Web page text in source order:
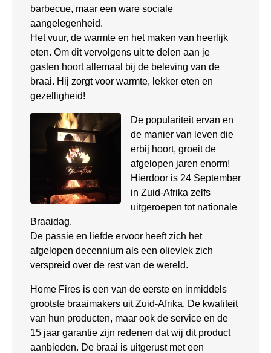
barbecue, maar een ware sociale
aangelegenheid.
Het vuur, de warmte en het maken van heerlijk
eten. Om dit vervolgens uit te delen aan je
gasten hoort allemaal bij de beleving van de
braai. Hij zorgt voor warmte, lekker eten en
gezelligheid!
De populariteit ervan en
de manier van leven die
erbij hoort, groeit de
afgelopen jaren enorm!
Hierdoor is 24 September
in Zuid-Afrika zelfs
uitgeroepen tot nationale
Braaidag.
De passie en liefde ervoor heeft zich het
afgelopen decennium als een olievlek zich
verspreid over de rest van de wereld.
Home Fires is een van de eerste en inmiddels
grootste braaimakers uit Zuid-Afrika. De kwaliteit
van hun producten, maar ook de service en de
15 jaar garantie zijn redenen dat wij dit product
aanbieden. De braai is uitgerust met een